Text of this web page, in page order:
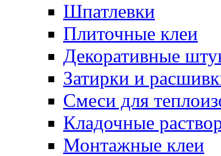
Шпатлевки
Плиточные клеи
Декоративные
Затирки и
Смеси для
Кладочные
Монтажные клеи